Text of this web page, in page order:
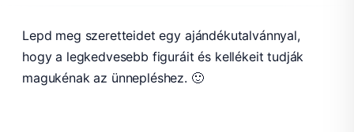
Lepd meg szeretteidet egy ajándékutalvánnyal,
hogy a legkedvesebb figuráit és kellékeit tudják
magukénak az ünnepléshez. 🙂